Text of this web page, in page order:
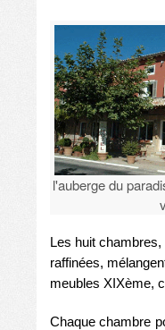
l'auberge du
Les huit
raffinées,
meubles XIXème,
Chaque chambre